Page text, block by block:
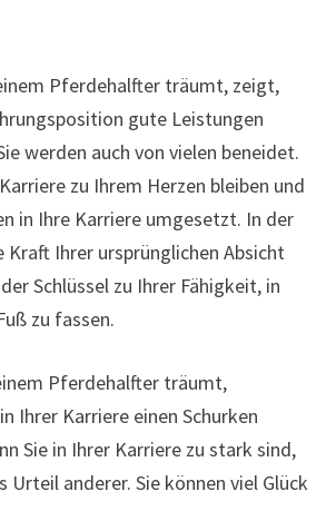
Pferdehalfter träumt, zeigt,
gute Leistungen
werden auch von vielen beneidet.
zu Ihrem Herzen bleiben und
in Ihre Karriere umgesetzt. In der
Kraft Ihrer ursprünglichen Absicht
Schlüssel zu Ihrer Fähigkeit, in
zu fassen.
Pferdehalfter träumt,
Ihrer Karriere einen Schurken
Sie in Ihrer Karriere zu stark sind,
Urteil anderer. Sie können viel Glück